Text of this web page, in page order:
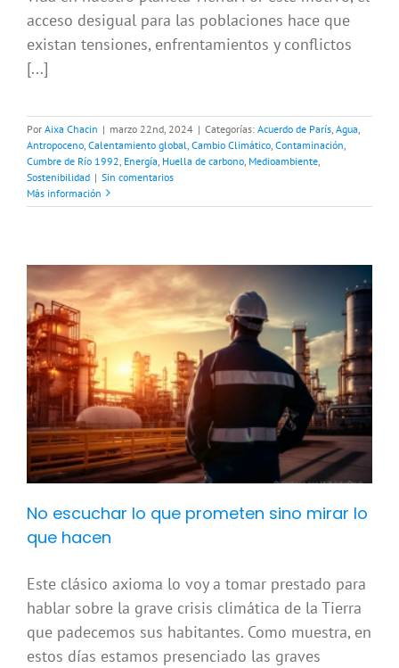
acceso desigual para las poblaciones hace que
existan tensiones, enfrentamientos y conflictos
[...]
Por Aixa Chacin | marzo 22nd, 2024 | Categorías: Acuerdo de París Agua
Antropoceno Calentamiento global Cambio Climático Contaminación
Cumbre de Río 1992 Energía Huella de carbono Medioambiente
Sostenibilidad | Sin comentarios
Más información
No escuchar lo que prometen sino mirar lo
que hacen
Este clásico axioma lo voy a tomar prestado para
hablar sobre la grave crisis climática de la Tierra
que padecemos sus habitantes. Como muestra, en
estos días estamos presenciado las graves